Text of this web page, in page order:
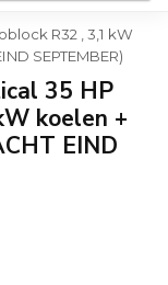
R32 , 3,1 kW
SEPTEMBER)
35 HP
koelen +
EIND